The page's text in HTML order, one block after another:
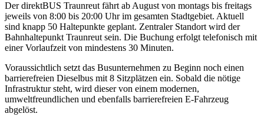
Der direktBUS Traunreut fährt ab August von montags bis freitags
jeweils von 8:00 bis 20:00 Uhr im gesamten Stadtgebiet. Aktuell
sind knapp 50 Haltepunkte geplant. Zentraler Standort wird der
Bahnhaltepunkt Traunreut sein. Die Buchung erfolgt telefonisch mit
einer Vorlaufzeit von mindestens 30 Minuten.
Voraussichtlich setzt das Busunternehmen zu Beginn noch einen
barrierefreien Dieselbus mit 8 Sitzplätzen ein. Sobald die nötige
Infrastruktur steht, wird dieser von einem modernen,
umweltfreundlichen und ebenfalls barrierefreien E-Fahrzeug
abgelöst.